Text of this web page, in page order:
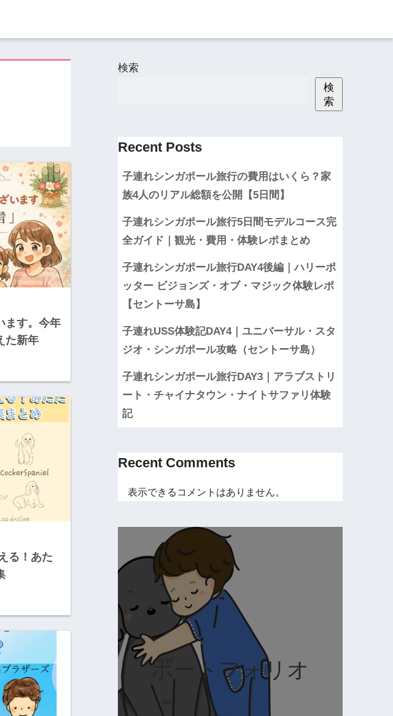
ます。今年
た新年
る！あた
検索
検
索
Recent Posts
子連れシンガポール旅行の費用はいくら？家
族4人のリアル総額を公開【5日間】
子連れシンガポール旅行5日間モデルコース完
全ガイド｜観光・費用・体験レポまとめ
子連れシンガポール旅行DAY4後編｜ハリーポ
ッター ビジョンズ・オブ・マジック体験レポ
【セントーサ島】
子連れUSS体験記DAY4｜ユニバーサル・スタ
ジオ・シンガポール攻略（セントーサ島）
子連れシンガポール旅行DAY3｜アラブストリ
ート・チャイナタウン・ナイトサファリ体験
記
Recent Comments
表示できるコメントはありません。
ポートフォリオ